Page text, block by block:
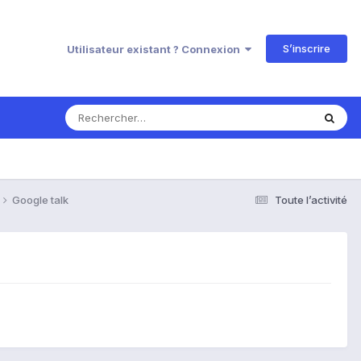
Utilisateur existant ? Connexion S’inscrire
Toute l’activité
Google talk